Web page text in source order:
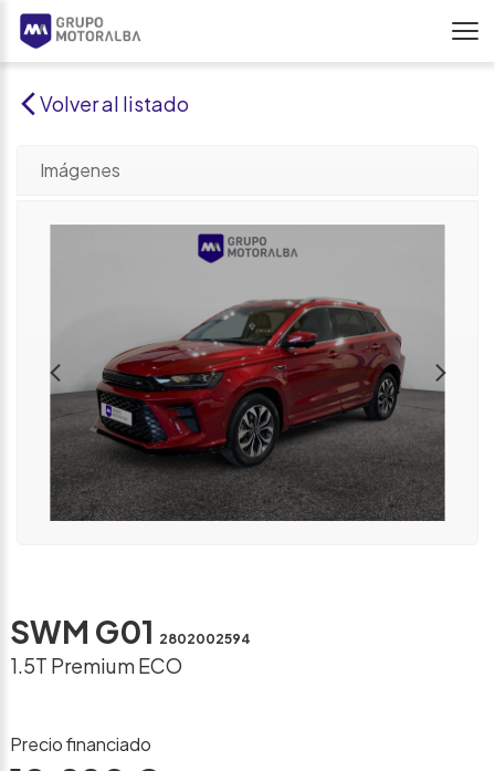
Volver al listado
Imágenes
SWM G01 2802002594
1.5T Premium ECO
Precio financiado